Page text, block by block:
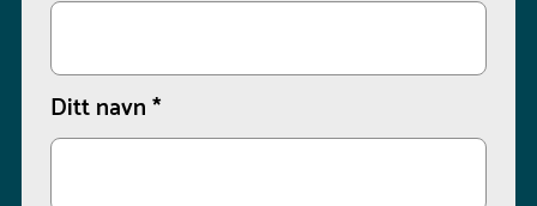
Ditt navn*